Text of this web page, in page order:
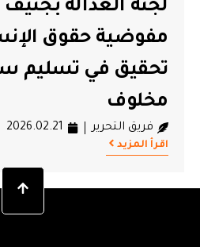
لجنة العدالة
مفوضية حقوق
تحقيق في تسليم
مخلوف
فريق التحرير 2026.02.21
اقرأ المزيد